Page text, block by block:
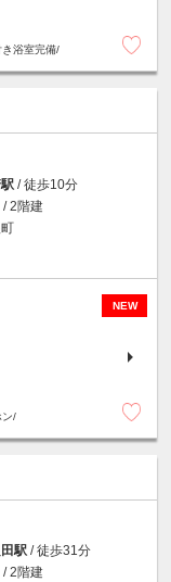
浴室完備/
/ 徒歩10分
2階建
NEW
/
駅 / 徒歩31分
2階建